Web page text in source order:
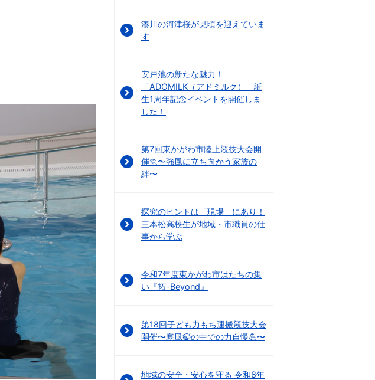
湊川の河津桜が見頃を迎えていま
す
安戸池の新たな魅力！
「ADOMILK（アドミルク）」誕
生1周年記念イベントを開催しま
した！
第7回東かがわ市陸上競技大会開
催🏃〜強風に立ち向かう家族の
絆〜
探究のヒントは「現場」にあり！
三本松高校生が地域・市職員の仕
事から学ぶ
令和7年度東かがわ市はたちの集
い『拓-Beyond』
第18回子ども力もち運搬競技大会
開催〜寒風🍃の中での力自慢💪〜
地域の安全・安心を守る 令和8年